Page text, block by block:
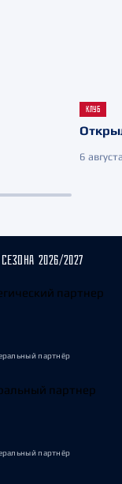
КЛУБ
6
2026/2027
партнёр
партнёр